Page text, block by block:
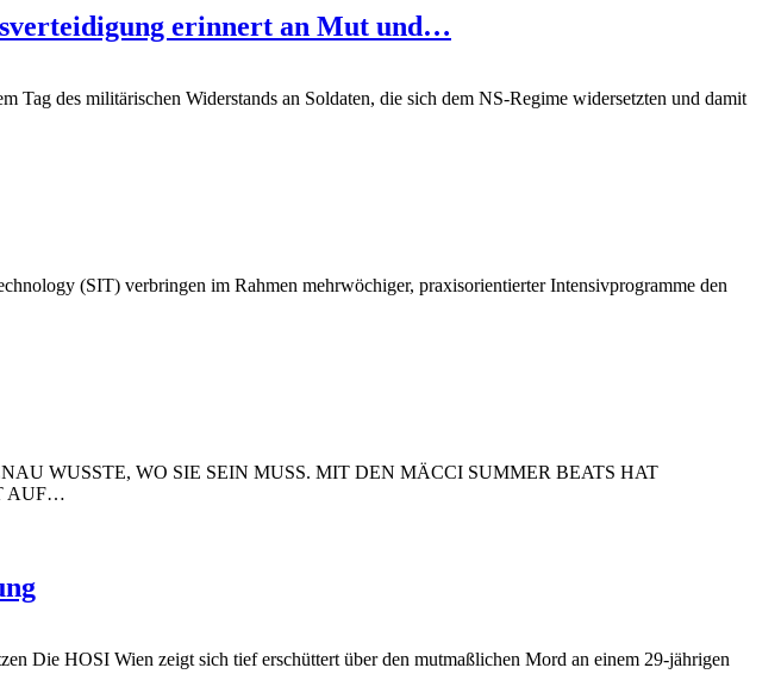
erinnert an Mut und…
des militärischen Widerstands an Soldaten, die sich dem NS-Regime widersetzten und damit
(SIT) verbringen im Rahmen mehrwöchiger, praxisorientierter Intensivprogramme den
WUSSTE, WO SIE SEIN MUSS. MIT DEN MÄCCI SUMMER BEATS HAT
AUF…
Die HOSI Wien zeigt sich tief erschüttert über den mutmaßlichen Mord an einem 29-jährigen